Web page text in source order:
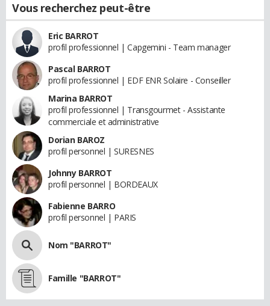
Vous recherchez peut-être
Eric BARROT
profil professionnel | Capgemini - Team manager
Pascal BARROT
profil professionnel | EDF ENR Solaire - Conseiller
Marina BARROT
profil professionnel | Transgourmet - Assistante
commerciale et administrative
Dorian BAROZ
profil personnel | SURESNES
Johnny BARROT
profil personnel | BORDEAUX
Fabienne BARRO
profil personnel | PARIS
Nom "BARROT"
Famille "BARROT"